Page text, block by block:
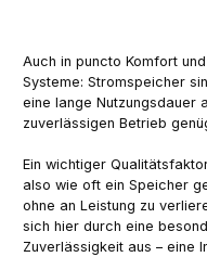
Auch in puncto Komfort
Systeme: Stromspeicher
eine lange Nutzungsdauer
zuverlässigen Betrieb
Ein wichtiger
also wie oft ein Speicher
ohne an Leistung zu
sich hier durch eine
Zuverlässigkeit aus – eine